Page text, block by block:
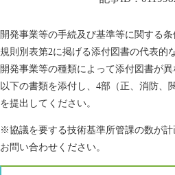
開発事業等の手続及び基準等に関する
規則別表第2に掲げる添付図書の代表的
開発事業等の種類によって添付図書が異
以下の書類を添付し、4部（正、消防、
を提出してください。
※協議を要する技術基準所管課の数が
お問い合わせください。